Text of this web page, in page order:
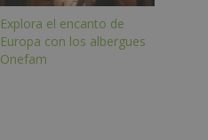
Explora el encanto de
Europa con los albergues
Onefam